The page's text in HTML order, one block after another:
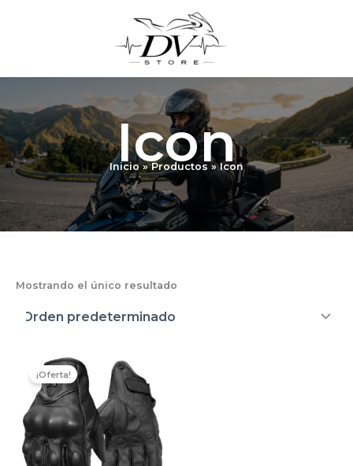
Icon
Inicio Productos Icon
Mostrando el único resultado
¡Oferta!
precio
original
era:
$75,000.
precio
actual
es:
$58,000.